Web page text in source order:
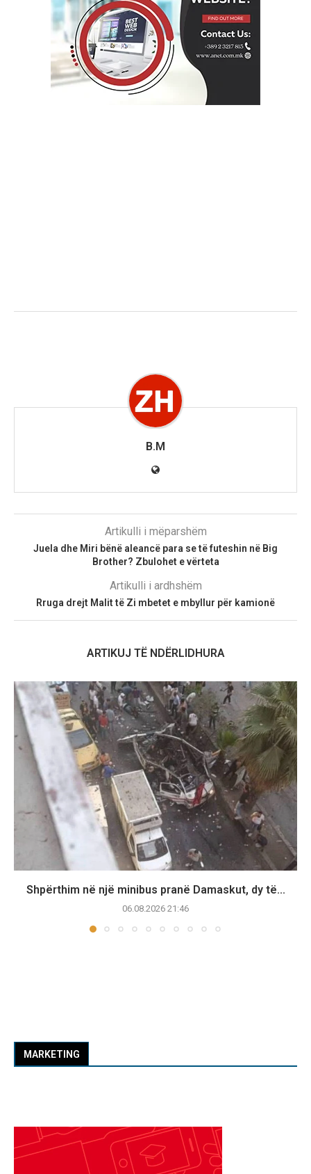
B.M
Artikulli i mëparshëm
Juela dhe Miri bënë aleancë para se të futeshin në Big
Brother? Zbulohet e vërteta
Artikulli i ardhshëm
Rruga drejt Malit të Zi mbetet e mbyllur për kamionë
ARTIKUJ TË NDËRLIDHURA
Shpërthim në një minibus pranë Damaskut, dy të...
06.08.2026 21:46
MARKETING